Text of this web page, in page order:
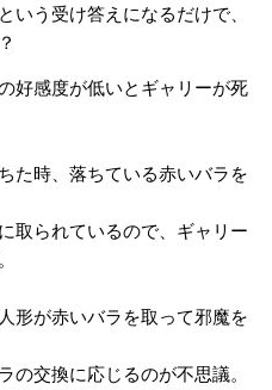
いう受け答えになるだけで、
好感度が低いとギャリーが死
た時、落ちている赤いバラを
取られているので、ギャリー
形が赤いバラを取って邪魔を
の交換に応じるのが不思議。